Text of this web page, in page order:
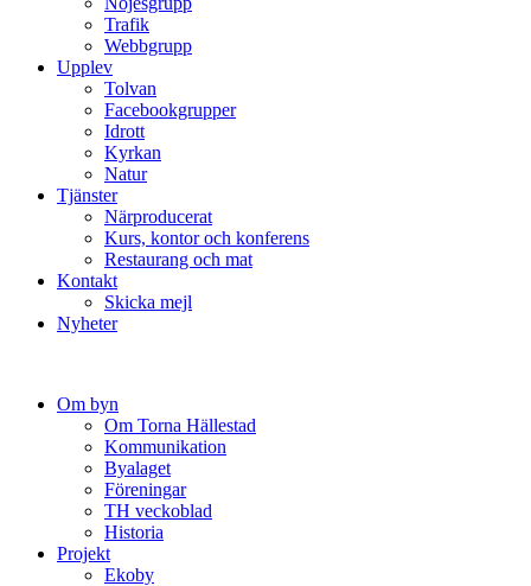
Trafik
Webbgrupp
Upplev
Tolvan
Facebookgrupper
Idrott
Kyrkan
Natur
Tjänster
Närproducerat
Kurs, kontor och konferens
Restaurang och mat
Kontakt
Skicka mejl
Nyheter
Om byn
Om Torna Hällestad
Kommunikation
Byalaget
Föreningar
TH veckoblad
Historia
Projekt
Ekoby